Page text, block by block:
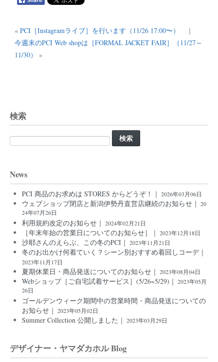
« PCI［Instagramライブ］を行います（11/26 17:00〜）
｜
今週末のPCI Web shopは［FORMAL JACKET FAIR］（11/27～
11/30）
»
検索
検
索:
News
PCI 商品のお求めは STORES からどうぞ！｜ 2026年03月06日
ウェブショップ閉店と新潟伊勢丹直営店継続のお知らせ｜ 20
24年07月26日
利用規約改定のお知らせ｜ 2024年02月21日
［年末年始の営業日についてのお知らせ］｜ 2023年12月18日
沙耶さんのえらぶ、この冬のPCI｜ 2023年11月21日
冬のお出かけ何着ていく？シーン別おすすめ着回しコーデ｜
2023年11月17日
夏期休業日・商品発送についてのお知らせ｜ 2023年08月04日
Webショップ［ご自宅試着サービス］(5/26~5/29)｜ 2023年05月
26日
ゴールデンウィーク期間中の営業時間・商品発送についての
お知らせ｜ 2023年05月02日
Summer Collection 公開しました｜ 2023年03月29日
デザイナー・ヤマダカホル Blog